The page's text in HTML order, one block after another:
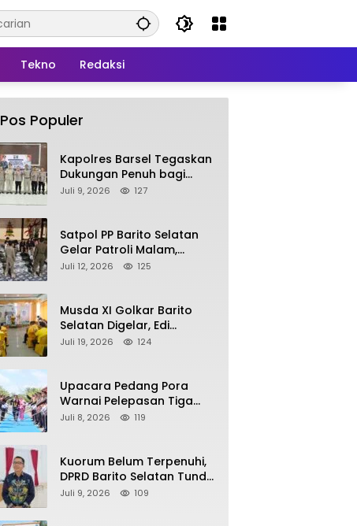
Tekno Redaksi
Pos Populer
Kapolres Barsel Tegaskan
Dukungan Penuh bagi
Pengembangan KBPPP
Juli 9, 2026 127
Satpol PP Barito Selatan
Gelar Patroli Malam,
Tindak Lanjuti Keluhan
Juli 12, 2026 125
Musda XI Golkar Barito
Selatan Digelar, Edi
Pratowo Targetkan
Juli 19, 2026 124
Upacara Pedang Pora
Warnai Pelepasan Tiga
Perwira Polres Barito
Juli 8, 2026 119
Kuorum Belum Terpenuhi,
DPRD Barito Selatan Tunda
Paripurna Persetujuan
Juli 9, 2026 109